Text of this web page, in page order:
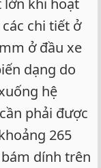
chi tiết ở
ở đầu xe
dạng do
hệ
phải được
265
dính trên